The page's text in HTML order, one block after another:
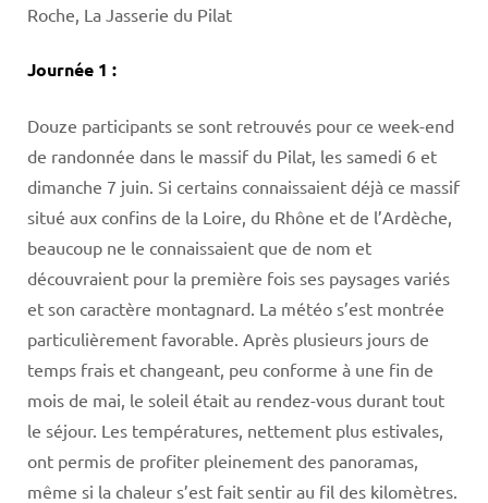
Roche, La Jasserie du Pilat
Journée 1 :
Douze participants se sont retrouvés pour ce week-end
de randonnée dans le massif du Pilat, les samedi 6 et
dimanche 7 juin. Si certains connaissaient déjà ce massif
situé aux confins de la Loire, du Rhône et de l’Ardèche,
beaucoup ne le connaissaient que de nom et
découvraient pour la première fois ses paysages variés
et son caractère montagnard. La météo s’est montrée
particulièrement favorable. Après plusieurs jours de
temps frais et changeant, peu conforme à une fin de
mois de mai, le soleil était au rendez-vous durant tout
le séjour. Les températures, nettement plus estivales,
ont permis de profiter pleinement des panoramas,
même si la chaleur s’est fait sentir au fil des kilomètres.